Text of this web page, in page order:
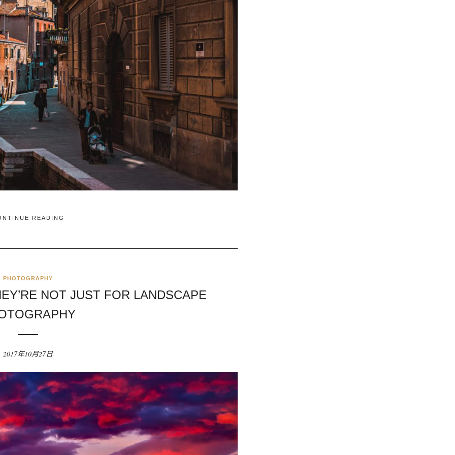
READING
PHOTOGRAPHY
NOT JUST FOR LANDSCAPE
2017年10月27日